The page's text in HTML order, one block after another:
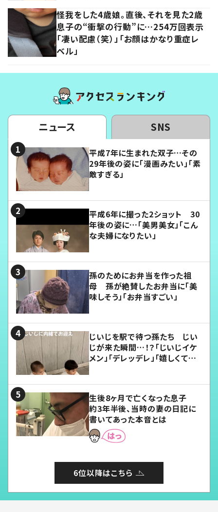
怪我をした4歳娘。直後、それを見た2歳
息子の“衝撃の行動”に…254万回表示
「凄い配慮（笑）」「お顔はかなり重症レ
ベル」
ニュース SNS
平成7年に生まれた双子…その
29年後の姿に「漫画みたい」「素
敵すぎる」
平成6年に撮った2ショット 30
年後の姿に…「美男美女」「こん
な夫婦になりたい」
孫のためにお弁当を作った祖
母 孫が絶賛したお弁当に「美
味しそう」「お弁当すごい」
じいじを駅で待つ孫たち じい
じが来た瞬間…！？「じいじイケ
メン」「デレッデレ」「嬉しくて可
生後8ヶ月で亡くなった息子
約3年半後、当時の妻の日記に
書いてあった本音とは
6位以降はこちら